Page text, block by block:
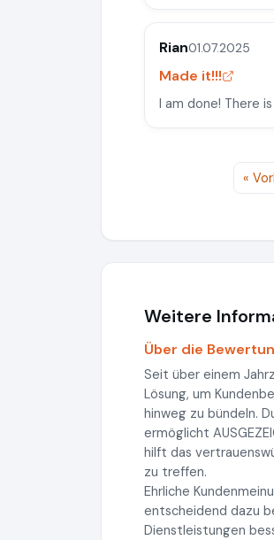
Rian01.07.2025
Made it!!!
I am done! There
«
Weitere
Über die
Seit über einem
Lösung, um
hinweg zu bündeln.
ermöglicht
hilft das
zu treffen.
Ehrliche
entscheidend dazu
Dienstleistungen